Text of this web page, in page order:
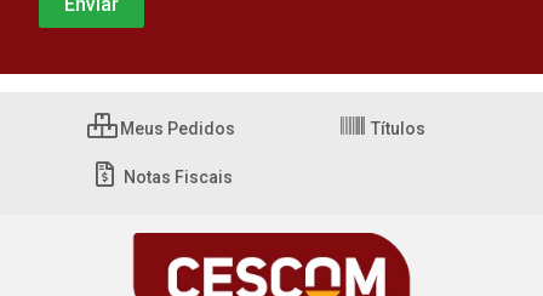
Meus Pedidos Títulos
Notas Fiscais